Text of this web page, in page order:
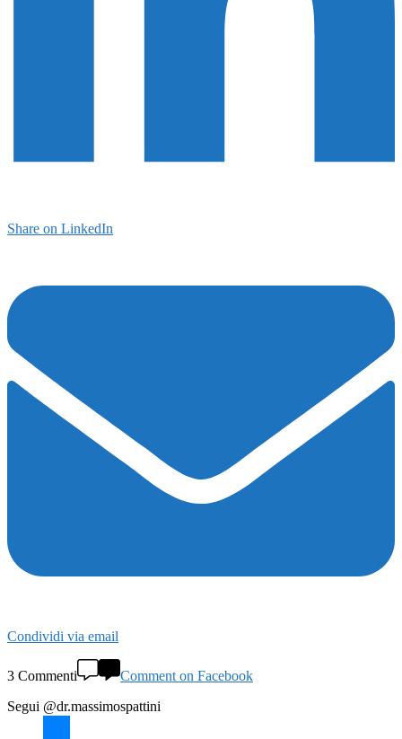
Share on LinkedIn
Condividi via email
3 Commenti
Comment on Facebook
Segui @dr.massimospattini